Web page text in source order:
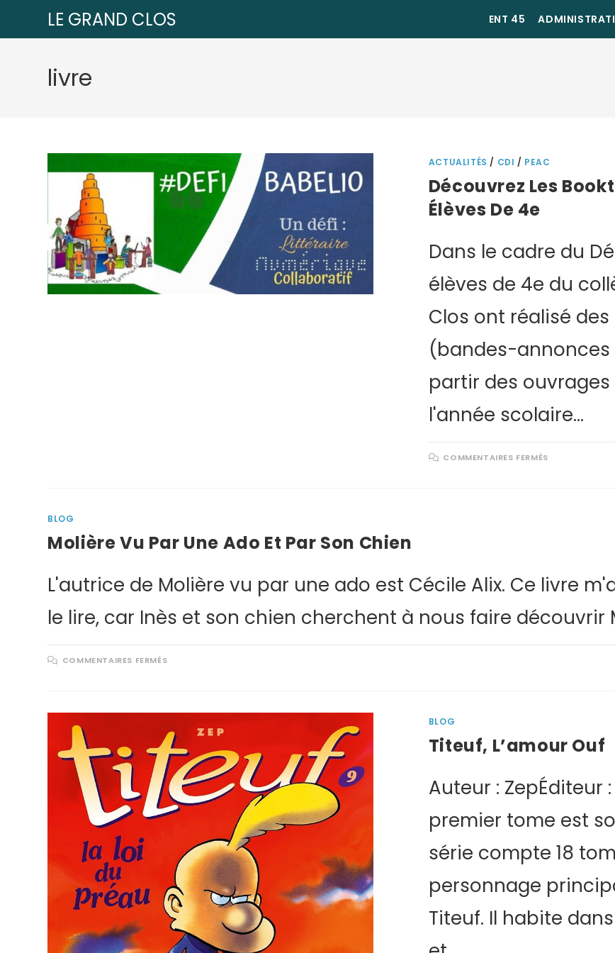
LE GRAND CLOS ENT 45
livre
ACTUALITÉS / CDI / PEAC
Découvrez Les
Élèves De 4e
Dans le cadre du
élèves de 4e du
Clos ont réalisé
(bandes-annonces
partir des
l'année scolaire…
COMMENTAIRES FERMÉS
BLOG
Molière Vu Par Une Ado Et Par Son Chien
L'autrice de Molière vu par une ado est Cécile Alix. Ce livre
le lire, car Inès et son chien cherchent à nous faire découvrir
COMMENTAIRES FERMÉS
BLOG
Titeuf, L’amour Ouf
Auteur : ZepÉditeur
premier tome est
série compte 18
personnage
Titeuf. Il habite